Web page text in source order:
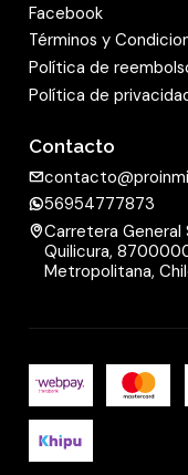
Facebook
Términos y
Política de
Política de
Contacto
56954777873
Carretera
Quilicura,
Metropolitana,